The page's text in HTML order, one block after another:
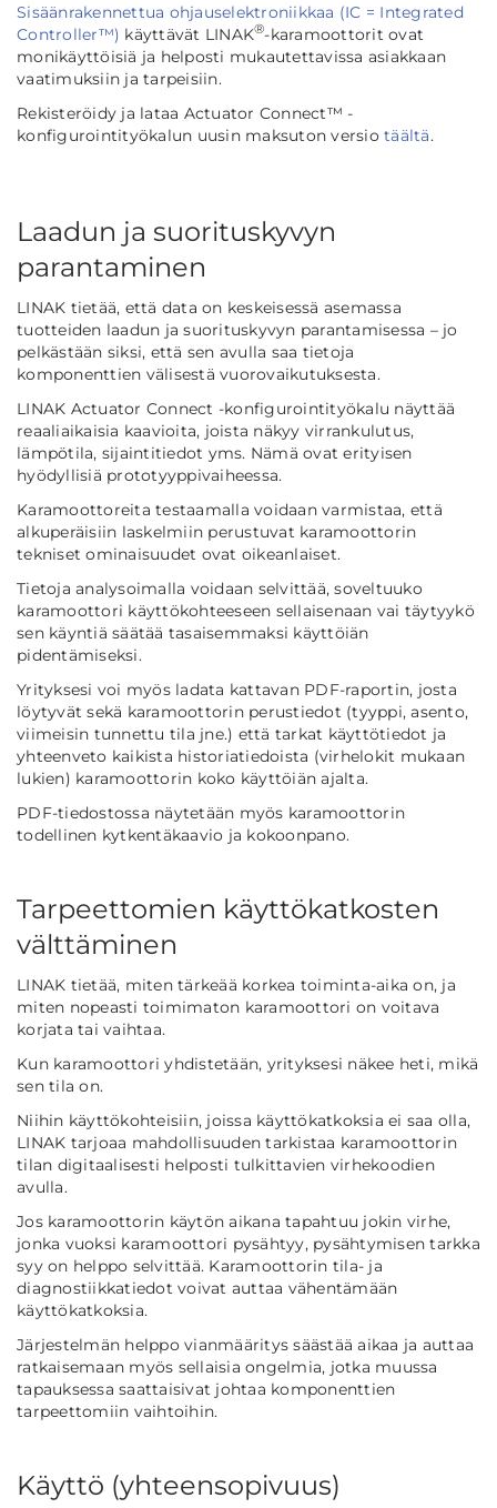
Sisäänrakennettua ohjauselektroniikkaa (IC = Integrated
Controller™) käyttävät LINAK®-karamoottorit ovat
monikäyttöisiä ja helposti mukautettavissa asiakkaan
vaatimuksiin ja tarpeisiin.
Rekisteröidy ja lataa Actuator Connect™ -
konfigurointityökalun uusin maksuton versio täältä.
Laadun ja suorituskyvyn
parantaminen
LINAK tietää, että data on keskeisessä asemassa
tuotteiden laadun ja suorituskyvyn parantamisessa – jo
pelkästään siksi, että sen avulla saa tietoja
komponenttien välisestä vuorovaikutuksesta.
LINAK Actuator Connect -konfigurointityökalu näyttää
reaaliaikaisia kaavioita, joista näkyy virrankulutus,
lämpötila, sijaintitiedot yms. Nämä ovat erityisen
hyödyllisiä prototyyppivaiheessa.
Karamoottoreita testaamalla voidaan varmistaa, että
alkuperäisiin laskelmiin perustuvat karamoottorin
tekniset ominaisuudet ovat oikeanlaiset.
Tietoja analysoimalla voidaan selvittää, soveltuuko
karamoottori käyttökohteeseen sellaisenaan vai täytyykö
sen käyntiä säätää tasaisemmaksi käyttöiän
pidentämiseksi.
Yrityksesi voi myös ladata kattavan PDF-raportin, josta
löytyvät sekä karamoottorin perustiedot (tyyppi, asento,
viimeisin tunnettu tila jne.) että tarkat käyttötiedot ja
yhteenveto kaikista historiatiedoista (virhelokit mukaan
lukien) karamoottorin koko käyttöiän ajalta.
PDF-tiedostossa näytetään myös karamoottorin
todellinen kytkentäkaavio ja kokoonpano.
Tarpeettomien käyttökatkosten
välttäminen
LINAK tietää, miten tärkeää korkea toiminta-aika on, ja
miten nopeasti toimimaton karamoottori on voitava
korjata tai vaihtaa.
Kun karamoottori yhdistetään, yrityksesi näkee heti, mikä
sen tila on.
Niihin käyttökohteisiin, joissa käyttökatkoksia ei saa olla,
LINAK tarjoaa mahdollisuuden tarkistaa karamoottorin
tilan digitaalisesti helposti tulkittavien virhekoodien
avulla.
Jos karamoottorin käytön aikana tapahtuu jokin virhe,
jonka vuoksi karamoottori pysähtyy, pysähtymisen tarkka
syy on helppo selvittää. Karamoottorin tila- ja
diagnostiikkatiedot voivat auttaa vähentämään
käyttökatkoksia.
Järjestelmän helppo vianmääritys säästää aikaa ja auttaa
ratkaisemaan myös sellaisia ongelmia, jotka muussa
tapauksessa saattaisivat johtaa komponenttien
tarpeettomiin vaihtoihin.
Käyttö (yhteensopivuus)